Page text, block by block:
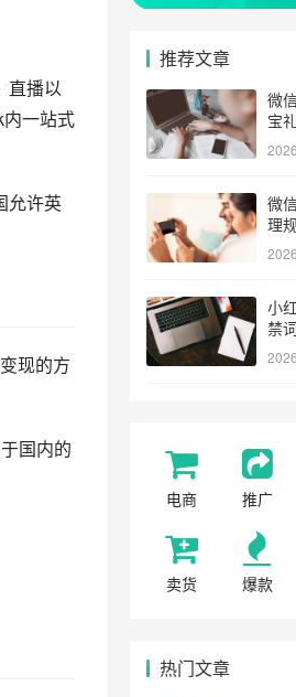
直播以
一站式
允许英
现的方
国内的
推荐文章
微
宝
微
理
小
禁
指南
电商 推广
卖货 爆款
热门文章